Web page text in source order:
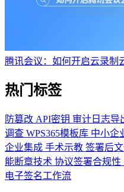
腾讯会议：如何开启云录制
热门标签
防篡改 API密钥 审计日志导
调查 WPS365模板库 中小企
企业集成 手术示教 签署后
能断章技术 协议签署合规性
电子签名工作流